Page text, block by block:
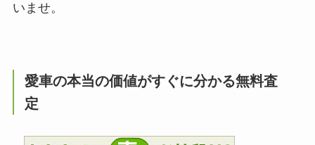
いませ。
愛車の本当の価値がすぐに分かる無料査
定